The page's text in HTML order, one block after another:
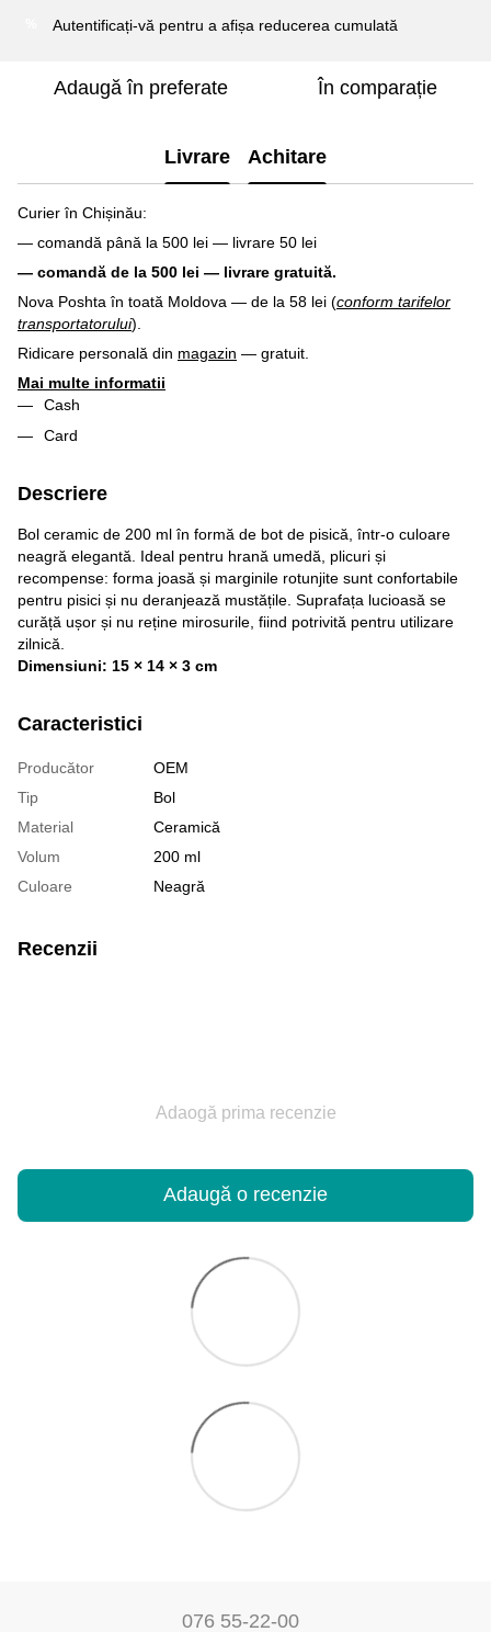
Autentificați-vă pentru a afișa reducerea cumulată
Adaugă în preferate În comparație
Livrare Achitare
Curier în Chișinău:
— comandă până la 500 lei — livrare 50 lei
— comandă de la 500 lei — livrare gratuită.
Nova Poshta în toată Moldova — de la 58 lei (conform tarifelor
transportatorului).
Ridicare personală din magazin — gratuit.
Mai multe informatii
Cash
Card
Descriere
Bol ceramic de 200 ml în formă de bot de pisică, într-o culoare
neagră elegantă. Ideal pentru hrană umedă, plicuri și
recompense: forma joasă și marginile rotunjite sunt confortabile
pentru pisici și nu deranjează mustățile. Suprafața lucioasă se
curăță ușor și nu reține mirosurile, fiind potrivită pentru utilizare
zilnică.
Dimensiuni: 15 × 14 × 3 cm
Caracteristici
Producător
OEM
Tip
Bol
Material
Ceramică
Volum
200 ml
Culoare
Neagră
Recenzii
Adaogă prima recenzie
Adaugă o recenzie
076 55-22-00